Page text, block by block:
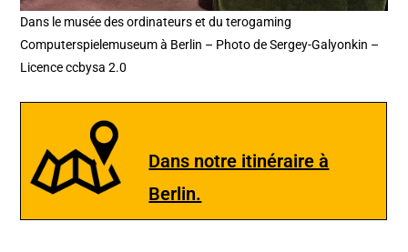
Dans le musée des ordinateurs et du terogaming
Computerspielemuseum à Berlin – Photo de Sergey-Galyonkin –
Licence ccbysa 2.0
Dans notre itinéraire à
Berlin.